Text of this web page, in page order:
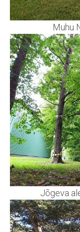
Muhu
Jõgeva